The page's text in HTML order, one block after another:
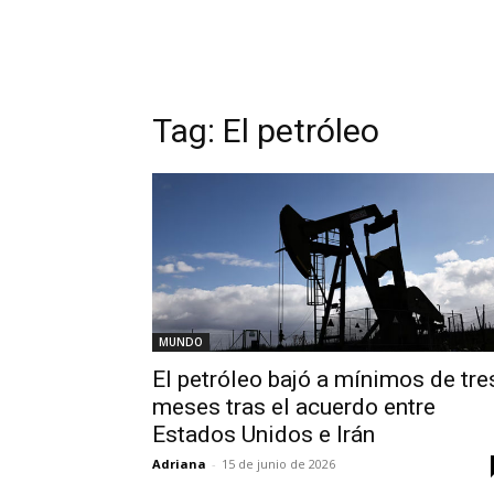
Tag: El petróleo
MUNDO
El petróleo bajó a mínimos de
meses tras el acuerdo entre
Estados Unidos e Irán
Adriana - 15 de junio de 2026